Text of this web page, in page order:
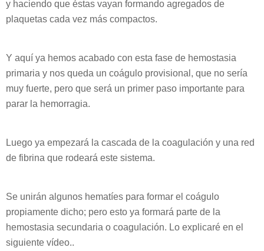
y haciendo que éstas vayan formando agregados de
plaquetas cada vez más compactos.
Y aquí ya hemos acabado con esta fase de hemostasia
primaria y nos queda un coágulo provisional, que no sería
muy fuerte, pero que será un primer paso importante para
parar la hemorragia.
Luego ya empezará la cascada de la coagulación y una red
de fibrina que rodeará este sistema.
Se unirán algunos hematíes para formar el coágulo
propiamente dicho; pero esto ya formará parte de la
hemostasia secundaria o coagulación. Lo explicaré en el
siguiente vídeo..